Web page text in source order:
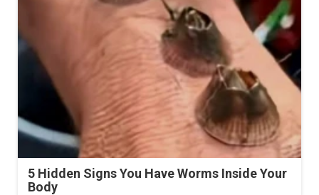
5 Hidden Signs You Have Worms Inside Your
Body